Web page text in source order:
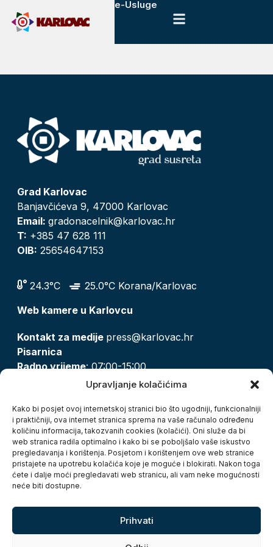
Upravljanje kolačićima
Kako bi posjet ovoj internetskoj stranici bio što ugodniji, funkcionalniji
i praktičniji, ova internet stranica sprema na vaše računalo određenu
količinu informacija, takozvanih cookies (kolačići). Oni služe da bi
web stranica radila optimalno i kako bi se poboljšalo vaše iskustvo
pregledavanja i korištenja. Posjetom i korištenjem ove web stranice
pristajete na upotrebu kolačića koje je moguće i blokirati. Nakon toga
ćete i dalje moći pregledavati web stranicu, ali vam neke mogućnosti
neće biti dostupne.
Prihvati
e-Usluge
Grad Karlovac
Banjavčićeva 9, 47000 Karlovac
Email: gradonacelnik@karlovac.hr
T: +385 47 628 111
OIB: 25654647153
24.3°C
25.0°C Korana/Karlovac
Web kamere u Karlovcu
Kontakt za medije press@karlovac.hr
Pisarnica
Radno vrijeme: 07:00-15:00
pisarnica@karlovac.hr
Zaštita osobnih podataka
Pristup informacijama
Kolačići
Izjava o pristupačnosti
Turistička zajednica grada Karlovca